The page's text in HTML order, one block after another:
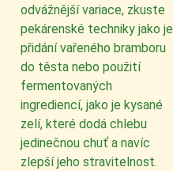
odvážnější variace, zkuste
pekárenské techniky jako je
přidání vařeného bramboru
do těsta nebo použití
fermentovaných
ingrediencí, jako je kysané
zelí, které dodá chlebu
jedinečnou chuť a navíc
zlepší jeho stravitelnost.